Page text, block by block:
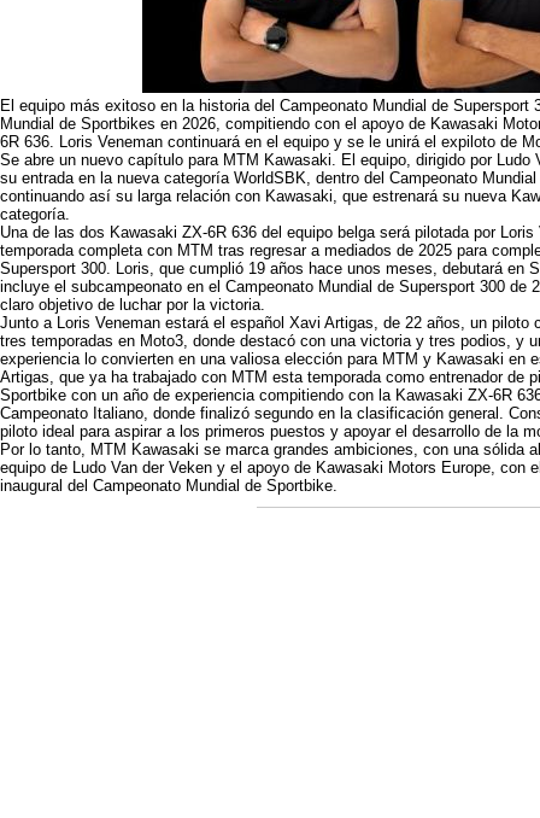
El equipo más exitoso en la historia del Campeonato Mundial de Supersport
Mundial de Sportbikes en 2026, compitiendo con el apoyo de Kawasaki
6R 636. Loris Veneman continuará en el equipo y se le unirá el expiloto de
Se abre un nuevo capítulo para MTM Kawasaki. El equipo, dirigido por Ludo
su entrada en la nueva categoría WorldSBK, dentro del Campeonato
continuando así su larga relación con Kawasaki, que estrenará su nueva
categoría.
Una de las dos Kawasaki ZX-6R 636 del equipo belga será pilotada por
temporada completa con MTM tras regresar a mediados de 2025 para
Supersport 300. Loris, que cumplió 19 años hace unos meses, debutará en
incluye el subcampeonato en el Campeonato Mundial de Supersport 300 de
claro objetivo de luchar por la victoria.
Junto a Loris Veneman estará el español Xavi Artigas, de 22 años, un piloto
tres temporadas en Moto3, donde destacó con una victoria y tres podios, y
experiencia lo convierten en una valiosa elección para MTM y Kawasaki en
Artigas, que ya ha trabajado con MTM esta temporada como entrenador de
Sportbike con un año de experiencia compitiendo con la Kawasaki ZX-6R
Campeonato Italiano, donde finalizó segundo en la clasificación general.
piloto ideal para aspirar a los primeros puestos y apoyar el desarrollo de la
Por lo tanto, MTM Kawasaki se marca grandes ambiciones, con una sólida
equipo de Ludo Van der Veken y el apoyo de Kawasaki Motors Europe, con
inaugural del Campeonato Mundial de Sportbike.